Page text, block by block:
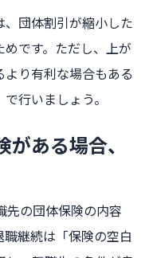
、団体割引が縮小した
です。ただし、上が
り有利な場合もある
行いましょう。
ある場合、
先の団体保険の内容
継続は「保険の空白